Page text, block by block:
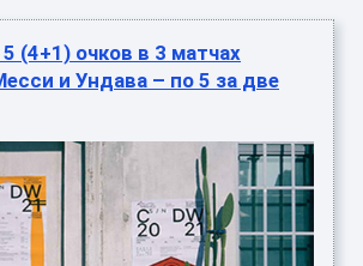
(4+1) очков в 3 матчах
и Ундава – по 5 за две